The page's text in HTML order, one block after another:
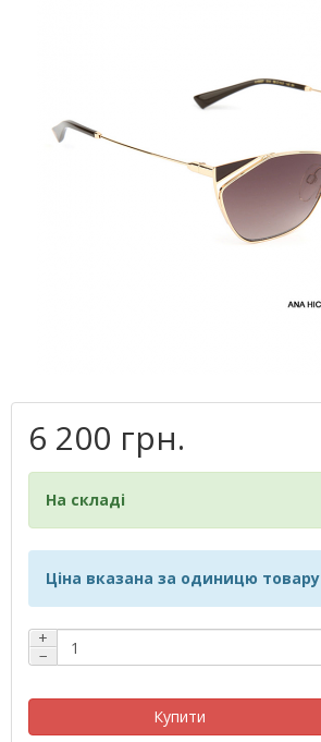
6 200 грн.
На складі
Ціна вказана за одиницю товару
+
−
Купити